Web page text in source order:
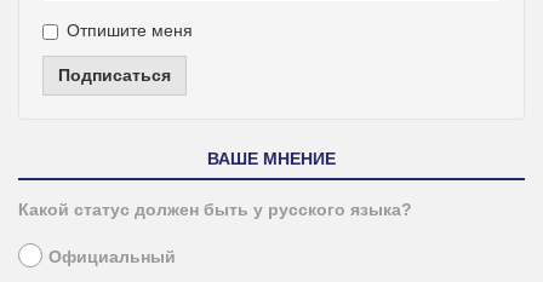
Отпишите меня
Подписаться
ВАШЕ МНЕНИЕ
Какой статус должен быть у русского языка?
Официальный